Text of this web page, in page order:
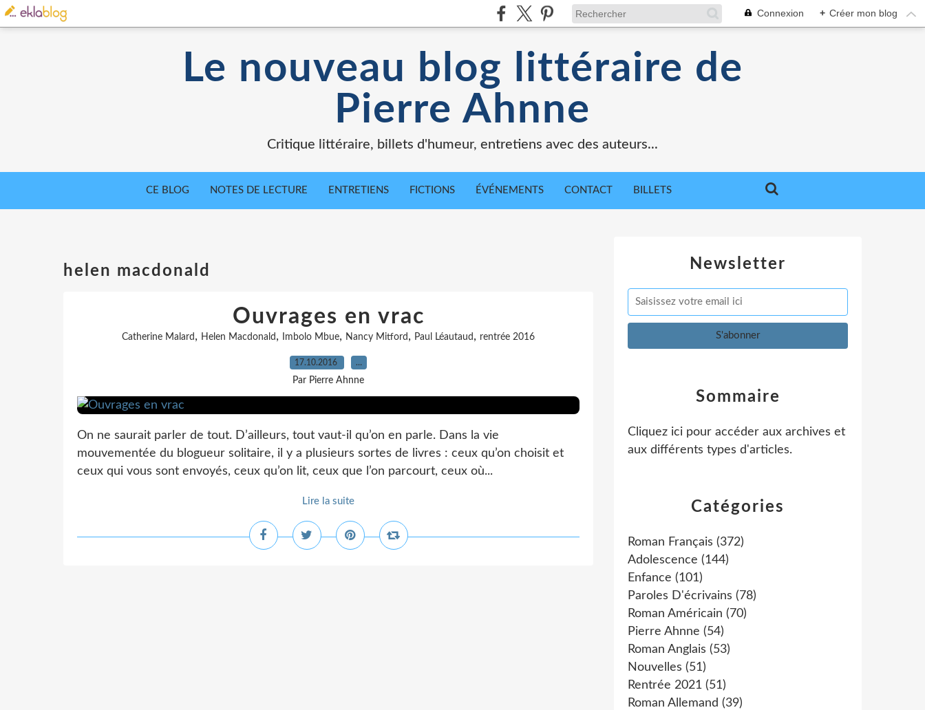
Connexion + Créer mon blog
Le nouveau blog littéraire de
Pierre Ahnne
Critique littéraire, billets d'humeur, entretiens avec des auteurs...
CE BLOG NOTES DE LECTURE ENTRETIENS FICTIONS ÉVÉNEMENTS CONTACT BILLETS
helen macdonald
Ouvrages en vrac
Catherine Malard , Helen Macdonald , Imbolo Mbue, Nancy Mitford , Paul Léautaud , rentrée 2016
17.10.2016 …
Par Pierre Ahnne
On ne saurait parler de tout. D’ailleurs, tout vaut-il qu’on en parle. Dans la vie
mouvementée du blogueur solitaire, il y a plusieurs sortes de livres : ceux qu’on choisit et
ceux qui vous sont envoyés, ceux qu’on lit, ceux que l’on parcourt, ceux où...
Lire la suite
Newsletter
Catégories
Roman Français (372)
Adolescence (144)
Enfance (101)
Paroles D'écrivains (78)
Roman Américain (70)
Pierre Ahnne (54)
Roman Anglais (53)
Nouvelles (51)
Rentrée 2021 (51)
Roman Allemand (39)
Sommaire
Cliquez ici pour accéder aux archives et
aux différents types d'articles.